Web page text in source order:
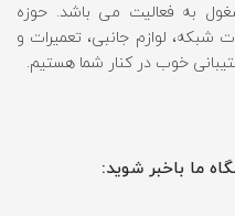
به فعالیت می باشد. حوزه
شبکه، لوازم جانبی، تعمیرات و
خوب در کنار شما هستیم.
ما باخبر شوید: